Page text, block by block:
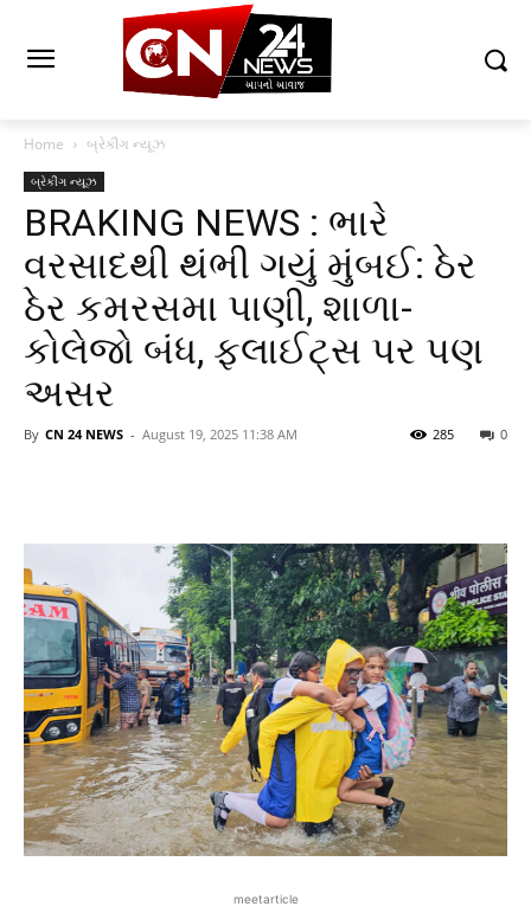
Home બ્રેકીંગ ન્યૂઝ
બ્રેકીંગ ન્યૂઝ
BRAKING NEWS : ભારે
વરસાદથી થંભી ગયું મુંબઈ: ઠેર
ઠેર કમરસમા પાણી, શાળા-
કોલેજો બંધ, ફ્લાઈટ્સ પર પણ
અસર
By CN 24 NEWS - August 19, 2025 11:38 AM 0
285
meetarticle